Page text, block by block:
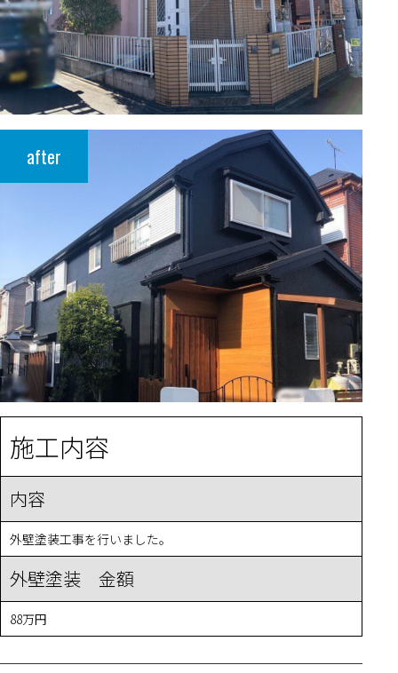
after
施工内容
内容
外壁塗装工事を行いました。
外壁塗装 金額
88万円